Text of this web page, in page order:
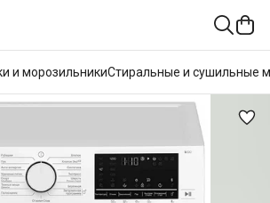
и морозильникиСтиральные и сушильные